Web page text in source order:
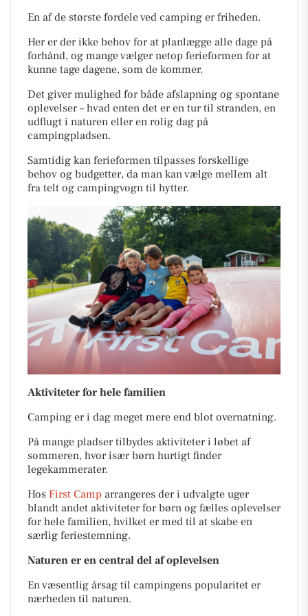
En af de største fordele ved camping er friheden.
Her er der ikke behov for at planlægge alle dage på
forhånd, og mange vælger netop ferieformen for at
kunne tage dagene, som de kommer.
Det giver mulighed for både afslapning og spontane
oplevelser – hvad enten det er en tur til stranden, en
udflugt i naturen eller en rolig dag på
campingpladsen.
Samtidig kan ferieformen tilpasses forskellige
behov og budgetter, da man kan vælge mellem alt
fra telt og campingvogn til hytter.
Aktiviteter for hele familien
Camping er i dag meget mere end blot overnatning.
På mange pladser tilbydes aktiviteter i løbet af
sommeren, hvor især børn hurtigt finder
legekammerater.
Hos First Camp arrangeres der i udvalgte uger
blandt andet aktiviteter for børn og fælles oplevelser
for hele familien, hvilket er med til at skabe en
særlig feriestemning.
Naturen er en central del af oplevelsen
En væsentlig årsag til campingens popularitet er
nærheden til naturen.